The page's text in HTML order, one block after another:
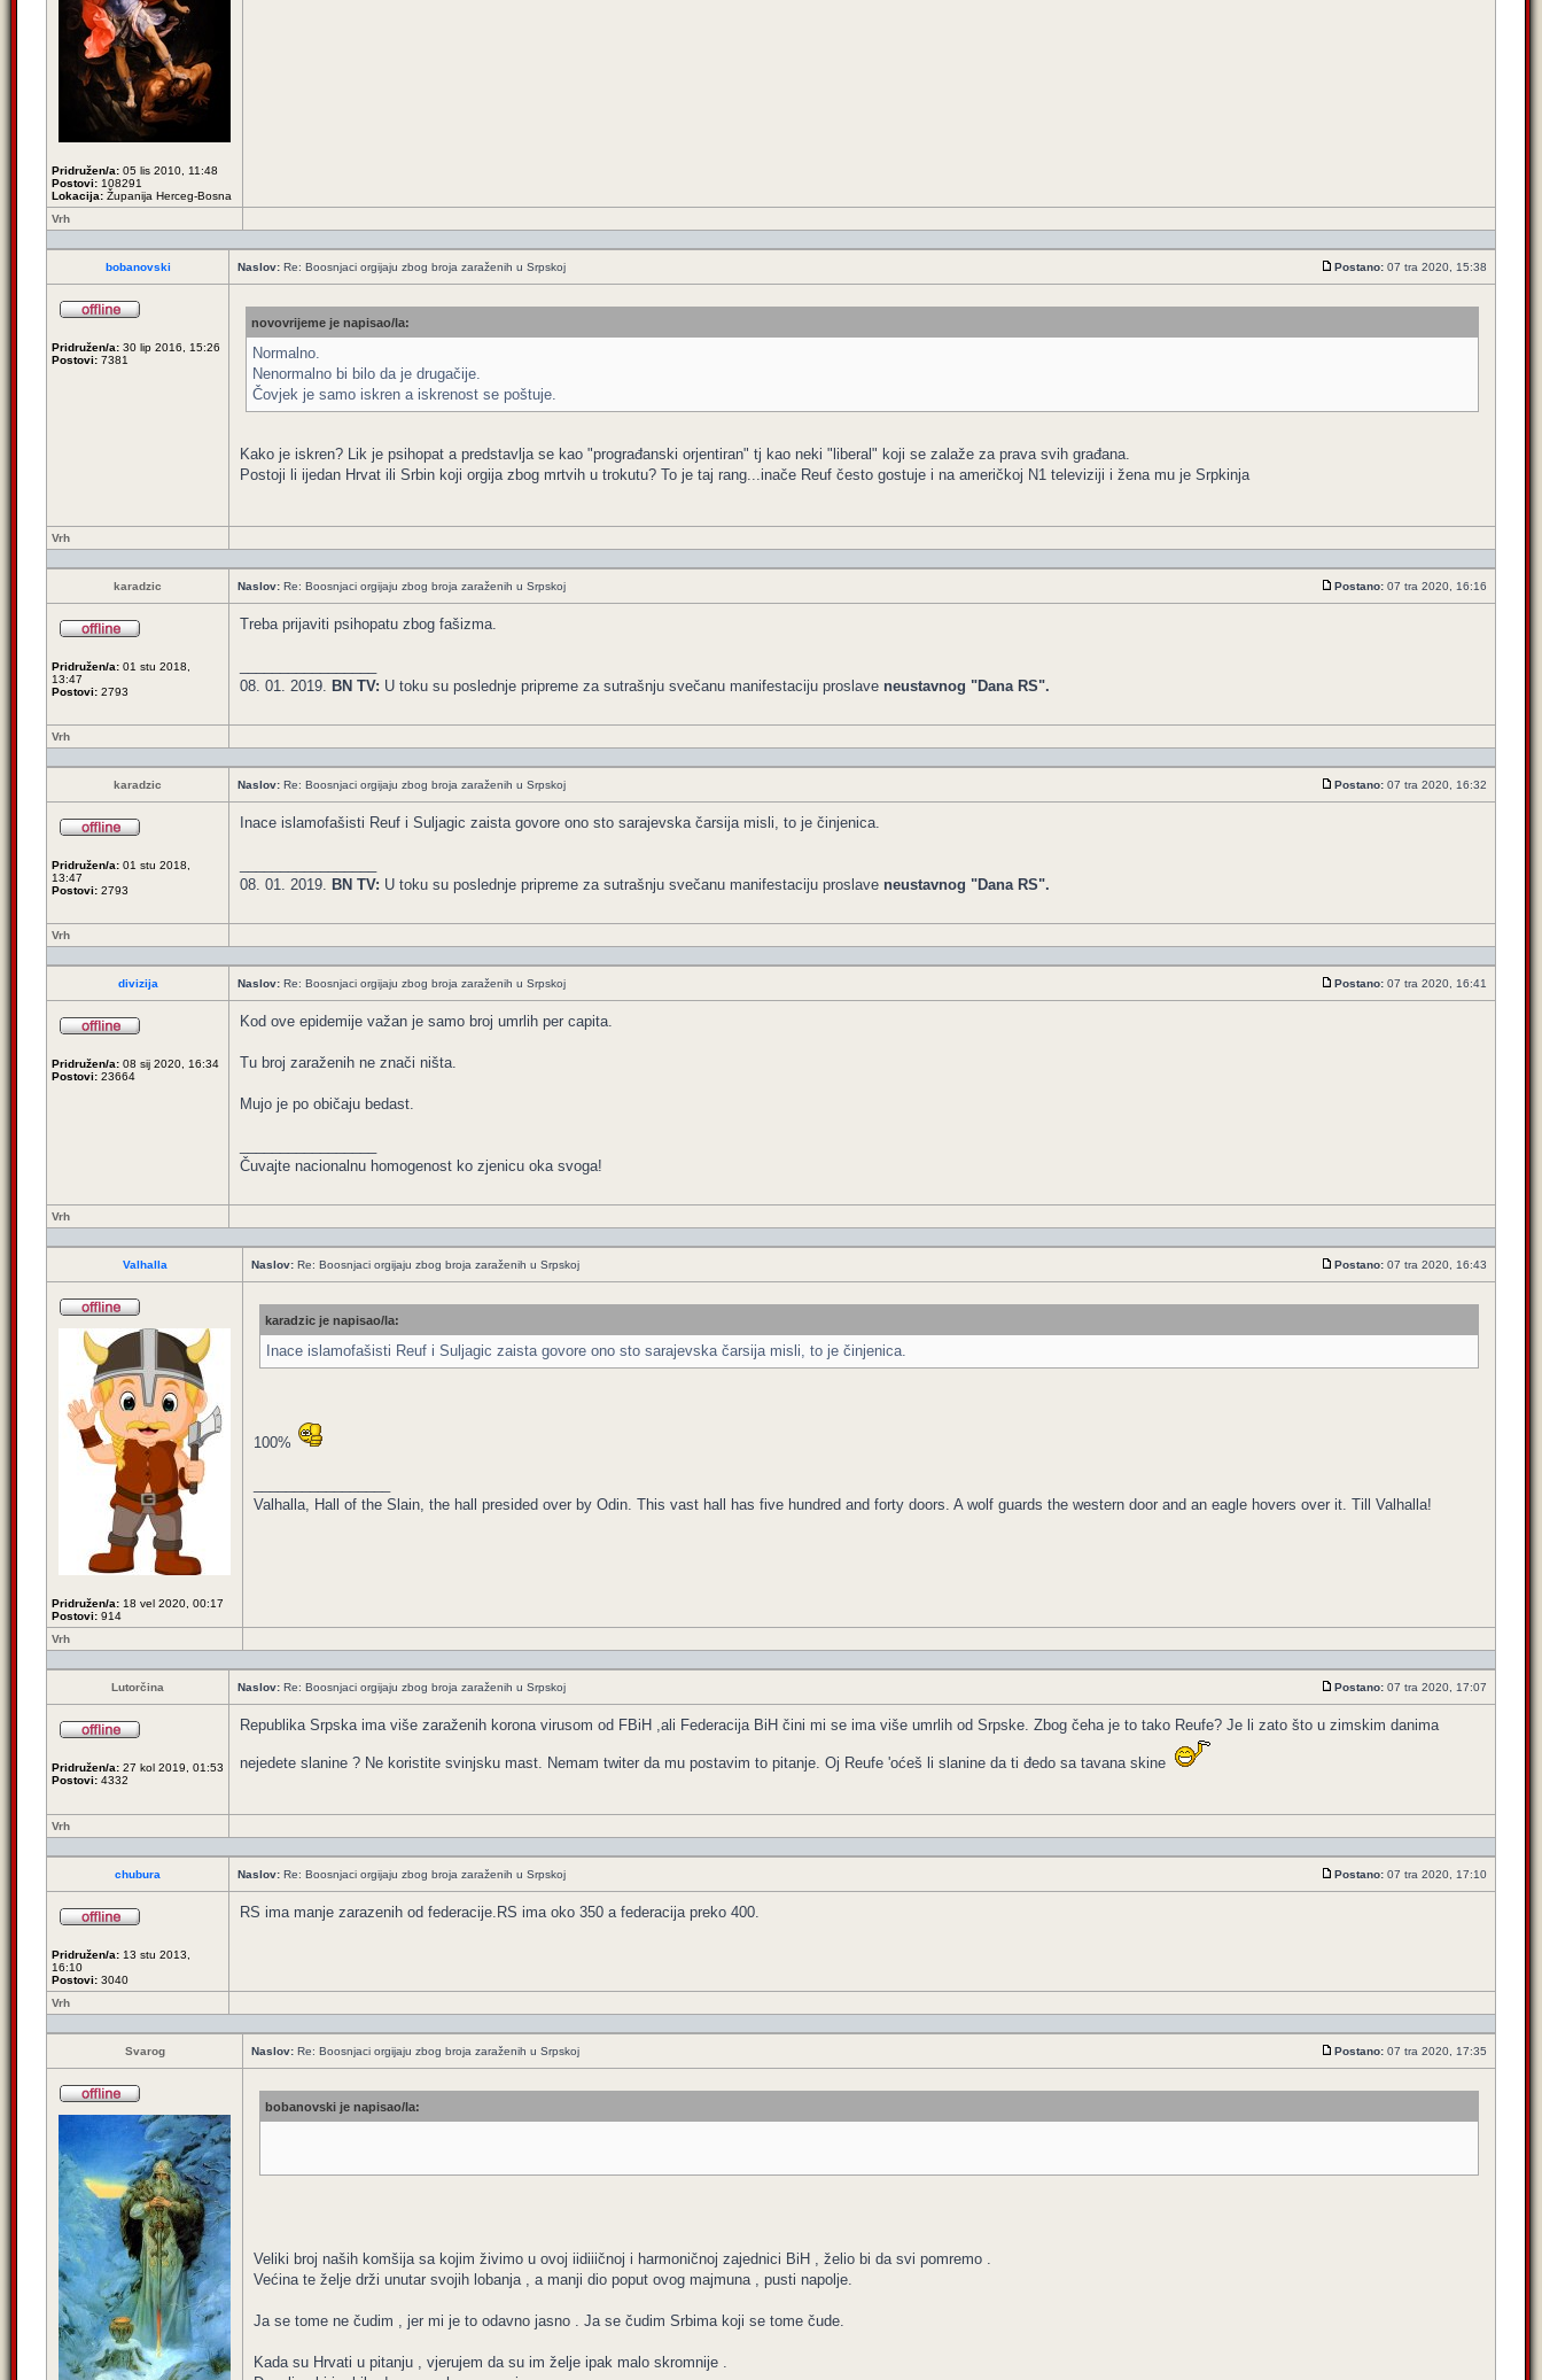
Pridružen/a: 05 lis 2010, 11:48
Postovi: 108291
Lokacija: Županija Herceg-Bosna
Vrh
bobanovski Naslov: Re: Boosnjaci orgijaju zbog broja zaraženih u Srpskoj Postano: 07 tra 2020, 15:38
Pridružen/a: 30 lip 2016, 15:26
Postovi: 7381
novovrijeme je napisao/la:
Normalno.
Nenormalno bi bilo da je drugačije.
Čovjek je samo iskren a iskrenost se poštuje.
Kako je iskren? Lik je psihopat a predstavlja se kao "prograđanski orjentiran" tj kao neki "liberal" koji se zalaže za prava svih građana.
Postoji li ijedan Hrvat ili Srbin koji orgija zbog mrtvih u trokutu? To je taj rang...inače Reuf često gostuje i na američkoj N1 televiziji i žena mu je Srpkinja
Vrh
karadzic Naslov: Re: Boosnjaci orgijaju zbog broja zaraženih u Srpskoj Postano: 07 tra 2020, 16:16
Pridružen/a: 01 stu 2018,
13:47
Postovi: 2793
Treba prijaviti psihopatu zbog fašizma.
08. 01. 2019. BN TV: U toku su poslednje pripreme za sutrašnju svečanu manifestaciju proslave neustavnog "Dana RS".
Vrh
karadzic Naslov: Re: Boosnjaci orgijaju zbog broja zaraženih u Srpskoj Postano: 07 tra 2020, 16:32
Pridružen/a: 01 stu 2018,
13:47
Postovi: 2793
Inace islamofašisti Reuf i Suljagic zaista govore ono sto sarajevska čarsija misli, to je činjenica.
08. 01. 2019. BN TV: U toku su poslednje pripreme za sutrašnju svečanu manifestaciju proslave neustavnog "Dana RS".
Vrh
divizija Naslov: Re: Boosnjaci orgijaju zbog broja zaraženih u Srpskoj Postano: 07 tra 2020, 16:41
Pridružen/a: 08 sij 2020, 16:34
Postovi: 23664
Kod ove epidemije važan je samo broj umrlih per capita.
Tu broj zaraženih ne znači ništa.
Mujo je po običaju bedast.
Čuvajte nacionalnu homogenost ko zjenicu oka svoga!
Vrh
Valhalla Naslov: Re: Boosnjaci orgijaju zbog broja zaraženih u Srpskoj Postano: 07 tra 2020, 16:43
Pridružen/a: 18 vel 2020, 00:17
Postovi: 914
karadzic je napisao/la:
Inace islamofašisti Reuf i Suljagic zaista govore ono sto sarajevska čarsija misli, to je činjenica.
100%
Valhalla, Hall of the Slain, the hall presided over by Odin. This vast hall has five hundred and forty doors. A wolf guards the western door and an eagle hovers over it. Till Valhalla!
Vrh
Lutorčina Naslov: Re: Boosnjaci orgijaju zbog broja zaraženih u Srpskoj Postano: 07 tra 2020, 17:07
Pridružen/a: 27 kol 2019, 01:53
Postovi: 4332
Republika Srpska ima više zaraženih korona virusom od FBiH ,ali Federacija BiH čini mi se ima više umrlih od Srpske. Zbog čeha je to tako Reufe? Je li zato što u zimskim danima
nejedete slanine ? Ne koristite svinjsku mast. Nemam twiter da mu postavim to pitanje. Oj Reufe 'oćeš li slanine da ti đedo sa tavana skine
Vrh
chubura Naslov: Re: Boosnjaci orgijaju zbog broja zaraženih u Srpskoj Postano: 07 tra 2020, 17:10
Pridružen/a: 13 stu 2013,
16:10
Postovi: 3040
RS ima manje zarazenih od federacije.RS ima oko 350 a federacija preko 400.
Vrh
Svarog Naslov: Re: Boosnjaci orgijaju zbog broja zaraženih u Srpskoj Postano: 07 tra 2020, 17:35
bobanovski je napisao/la:
Veliki broj naših komšija sa kojim živimo u ovoj iidiiičnoj i harmoničnoj zajednici BiH , želio bi da svi pomremo .
Većina te želje drži unutar svojih lobanja , a manji dio poput ovog majmuna , pusti napolje.
Ja se tome ne čudim , jer mi je to odavno jasno . Ja se čudim Srbima koji se tome čude.
Kada su Hrvati u pitanju , vjerujem da su im želje ipak malo skromnije .